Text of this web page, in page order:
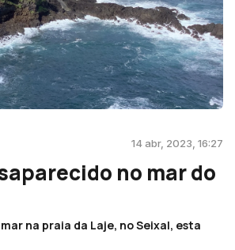
14 abr, 2023, 16:27
no mar do
na praia da Laje, no Seixal, esta